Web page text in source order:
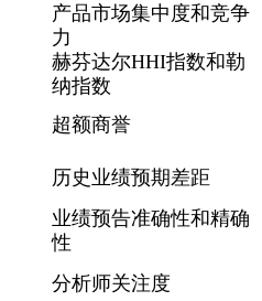
产品市场集中度和竞争
力
赫芬达尔HHI指数和勒
纳指数
超额商誉
历史业绩预期差距
业绩预告准确性和精确
性
分析师关注度